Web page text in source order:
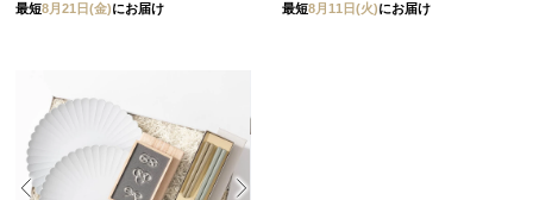
最短8月21日(金)にお届け 最短8月11日(火)にお届け